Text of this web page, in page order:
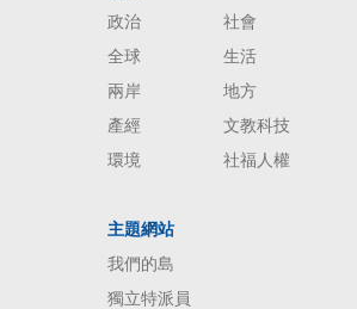
政治
社會
全球
生活
兩岸
地方
產經
文教科技
環境
社福人權
主題網站
我們的島
獨立特派員